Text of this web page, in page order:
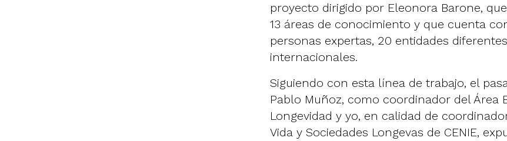
proyecto dirigido por Eleonora Barone,
13 áreas de conocimiento y que cuenta
personas expertas, 20 entidades
internacionales.
Siguiendo con esta línea de trabajo, el
Pablo Muñoz, como coordinador del Área
Longevidad y yo, en calidad de
Vida y Sociedades Longevas de CENIE,